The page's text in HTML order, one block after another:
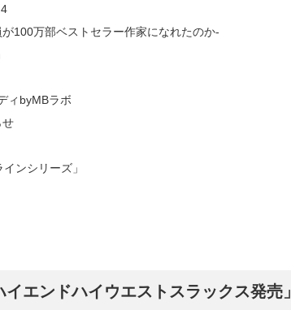
100万部ベストセラー作家になれたのか-
ィbyMBラボ
ンシリーズ」
エンドハイウエストスラックス発売」